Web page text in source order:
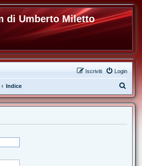
di Umberto Miletto
Login
Iscriviti
Indice
e